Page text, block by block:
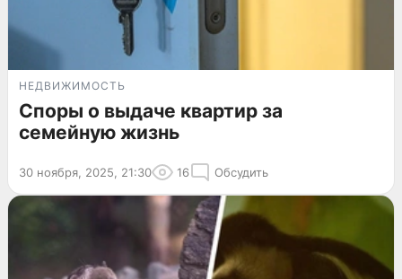
НЕДВИЖИМОСТЬ
Споры о выдаче квартир за
семейную жизнь
30 ноября, 2025, 21:30 16 Обсудить